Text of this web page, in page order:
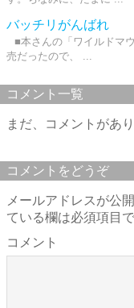
バッチリがんばれ
■本さんの「ワイルドマ
売だったので、 ...
コメント一覧
まだ、コメントがあ
コメントをどうぞ
メールアドレスが公
ている欄は必須項目
コメント